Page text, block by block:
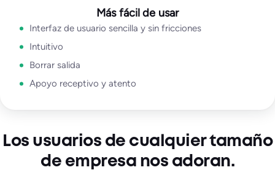
Más fácil de usar
Interfaz de usuario sencilla y sin fricciones
Intuitivo
Borrar salida
Apoyo receptivo y atento
Los usuarios de cualquier tamaño
de empresa nos adoran.